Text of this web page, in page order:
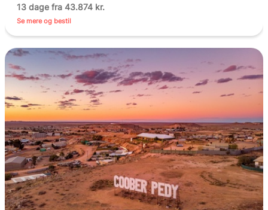
13 dage fra 43.874 kr.
Se mere og bestil